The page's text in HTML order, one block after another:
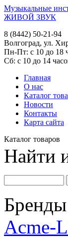
Музыкальные
ЖИВОЙ ЗВУК
8 (8442) 50-21-94
Волгоград, ул.
Пн-Пт: с 10 до 18
Сб: с 10 до 14
Главная
О нас
Каталог
Новости
Контакты
Карта сайта
Каталог товаров
Найти
Бренды
Acme-